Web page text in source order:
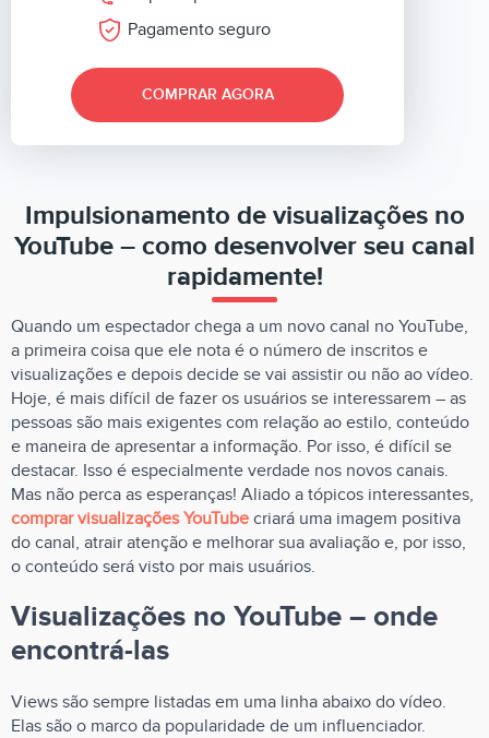
Pagamento seguro
COMPRAR AGORA
Impulsionamento de visualizações no
YouTube – como desenvolver seu canal
rapidamente!
Quando um espectador chega a um novo canal no YouTube,
a primeira coisa que ele nota é o número de inscritos e
visualizações e depois decide se vai assistir ou não ao vídeo.
Hoje, é mais difícil de fazer os usuários se interessarem – as
pessoas são mais exigentes com relação ao estilo, conteúdo
e maneira de apresentar a informação. Por isso, é difícil se
destacar. Isso é especialmente verdade nos novos canais.
Mas não perca as esperanças! Aliado a tópicos interessantes,
comprar visualizações YouTube criará uma imagem positiva
do canal, atrair atenção e melhorar sua avaliação e, por isso,
o conteúdo será visto por mais usuários.
Visualizações no YouTube – onde
encontrá-las
Views são sempre listadas em uma linha abaixo do vídeo.
Elas são o marco da popularidade de um influenciador.